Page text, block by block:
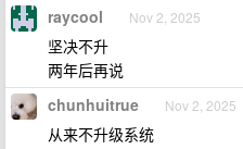
raycool Nov 2, 2025
坚决不升
两年后再说
chunhuitrue Nov 2, 2025
从来不升级系统